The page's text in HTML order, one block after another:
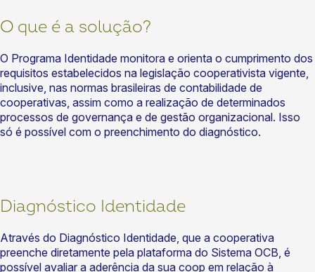
O que é a solução?
O Programa Identidade monitora e orienta o cumprimento dos
requisitos estabelecidos na legislação cooperativista vigente,
inclusive, nas normas brasileiras de contabilidade de
cooperativas, assim como a realização de determinados
processos de governança e de gestão organizacional. Isso
só é possível com o preenchimento do diagnóstico.
Diagnóstico Identidade
Através do Diagnóstico Identidade, que a cooperativa
preenche diretamente pela plataforma do Sistema OCB, é
possível avaliar a aderência da sua coop em relação à